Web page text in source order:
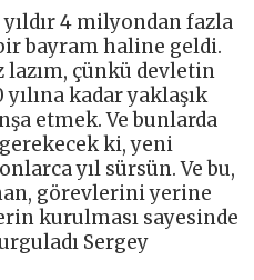
4 milyondan fazla
bayram haline geldi.
çünkü devletin
kadar yaklaşık
etmek. Ve bunlarda
ki, yeni
yıl sürsün. Ve bu,
görevlerini yerine
kurulması sayesinde
Sergey